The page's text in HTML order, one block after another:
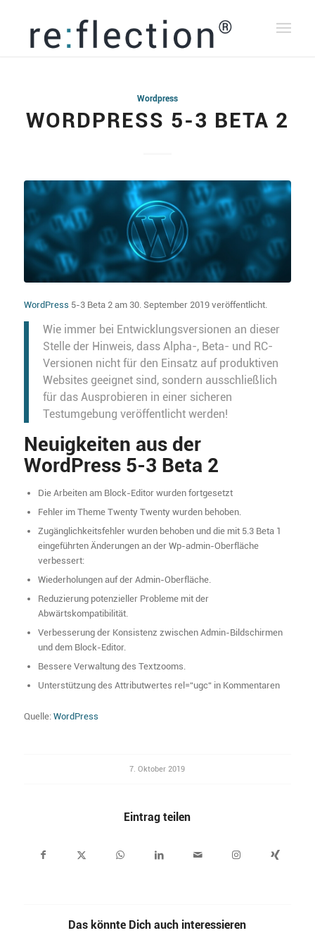
Wordpress
WORDPRESS 5-3 BETA 2
WordPress 5-3 Beta 2 am 30. September 2019 veröffentlicht.
Wie immer bei Entwicklungsversionen an dieser
Stelle der Hinweis, dass Alpha-, Beta- und RC-
Versionen nicht für den Einsatz auf produktiven
Websites geeignet sind, sondern ausschließlich
für das Ausprobieren in einer sicheren
Testumgebung veröffentlicht werden!
Neuigkeiten aus der
WordPress 5-3 Beta 2
Die Arbeiten am Block-Editor wurden fortgesetzt
Fehler im Theme Twenty Twenty wurden behoben.
Zugänglichkeitsfehler wurden behoben und die mit 5.3 Beta 1
eingeführten Änderungen an der Wp-admin-Oberfläche
verbessert:
Wiederholungen auf der Admin-Oberfläche.
Reduzierung potenzieller Probleme mit der
Abwärtskompatibilität.
Verbesserung der Konsistenz zwischen Admin-Bildschirmen
und dem Block-Editor.
Bessere Verwaltung des Textzooms.
Unterstützung des Attributwertes rel=“ugc“ in Kommentaren
Quelle: WordPress
7. Oktober 2019
Eintrag teilen
Das könnte Dich auch interessieren